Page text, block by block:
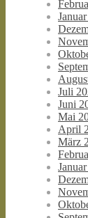
Juli
Juni
Mai
April
März